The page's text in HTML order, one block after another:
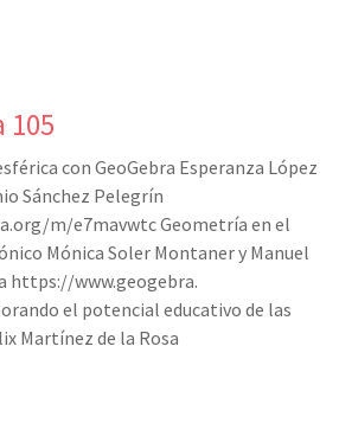
105
con GeoGebra Esperanza López
Sánchez Pelegrín
m/e7mavwtc Geometría en el
Mónica Soler Montaner y Manuel
https://www.geogebra.
el potencial educativo de las
Martínez de la Rosa